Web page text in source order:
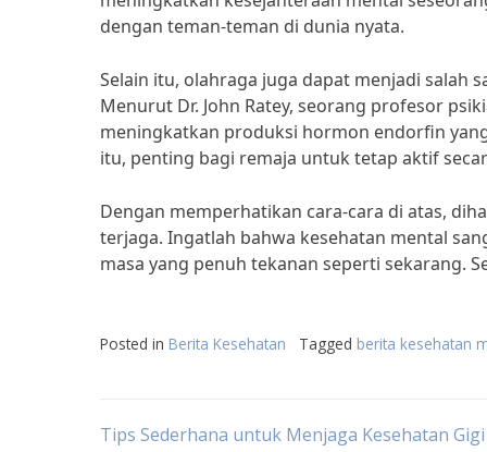
dengan teman-teman di dunia nyata.
Selain itu, olahraga juga dapat menjadi salah
Menurut Dr. John Ratey, seorang profesor
meningkatkan produksi hormon endorfin
itu, penting bagi remaja untuk tetap aktif
Dengan memperhatikan cara-cara di atas,
terjaga. Ingatlah bahwa kesehatan mental
masa yang penuh tekanan seperti sekarang.
Posted in Berita Kesehatan Tagged berita kesehatan
Tips Sederhana untuk Menjaga Kesehatan